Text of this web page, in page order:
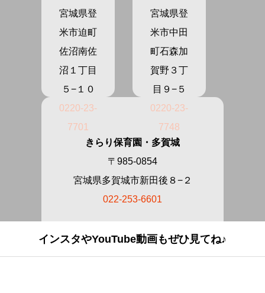
宮城県登
米市迫町
佐沼南佐
沼１丁目
５−１０
0220-23-
7701
宮城県登
米市中田
町石森加
賀野３丁
目９−５
0220-23-
7748
きらり保育園・多賀城
〒985-0854
宮城県多賀城市新田後８−２
022-253-6601
インスタやYouTube動画もぜひ見てね♪